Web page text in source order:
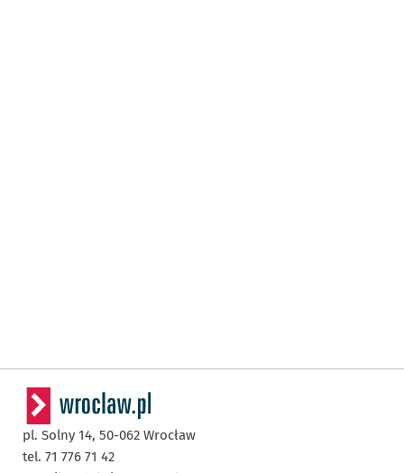
pl. Solny 14, 50-062 Wrocław
tel. 71 776 71 42